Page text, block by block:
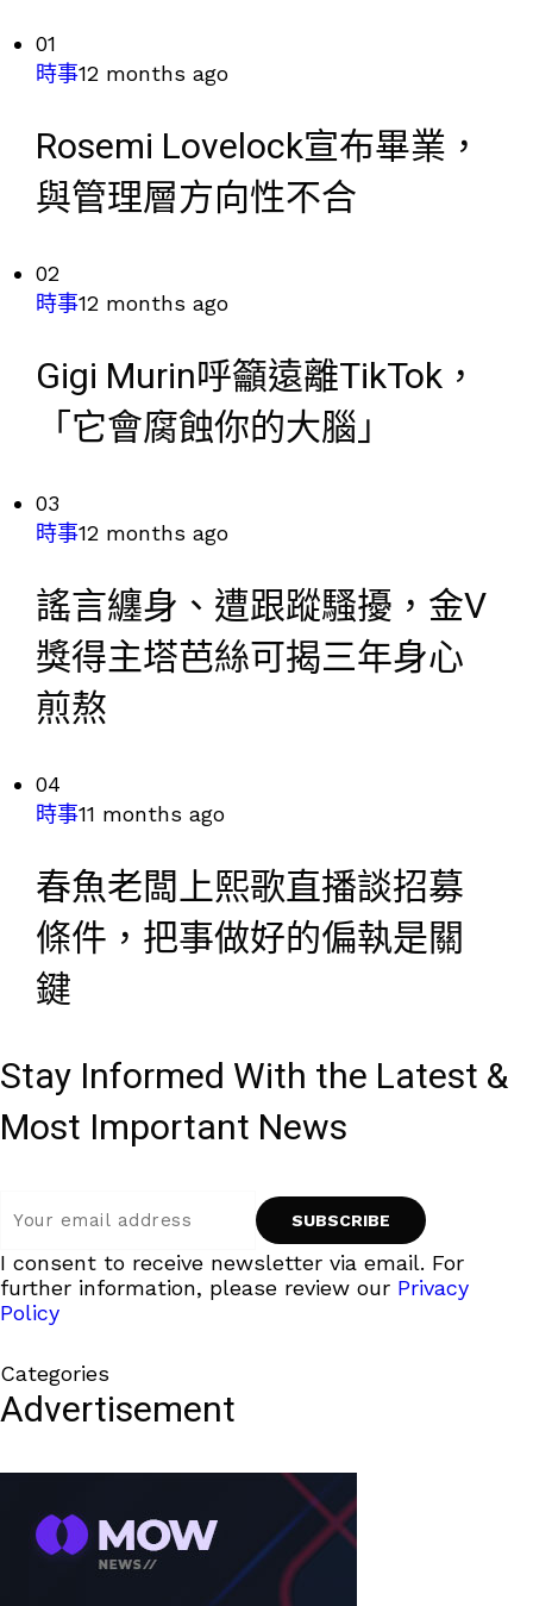
01
時事12 months ago
Rosemi Lovelock宣布畢業，
與管理層方向性不合
02
時事12 months ago
Gigi Murin呼籲遠離TikTok，
「它會腐蝕你的大腦」
03
時事12 months ago
謠言纏身、遭跟蹤騷擾，金V
獎得主塔芭絲可揭三年身心
煎熬
04
時事11 months ago
春魚老闆上熙歌直播談招募
條件，把事做好的偏執是關
鍵
Stay Informed With the Latest &
Most Important News
I consent to receive newsletter via email. For
further information, please review our Privacy
Policy
Categories
Advertisement